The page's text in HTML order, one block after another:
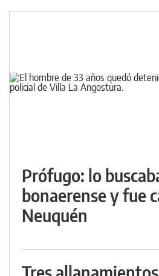
Prófugo: lo
bonaerense y fue
Neuquén